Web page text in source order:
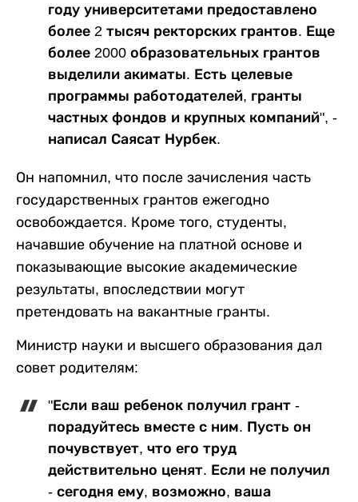
году университетами предоставлено
более 2 тысяч ректорских грантов. Еще
более 2000 образовательных грантов
выделили акиматы. Есть целевые
программы работодателей, гранты
частных фондов и крупных компаний", -
написал Саясат Нурбек.
Он напомнил, что после зачисления часть
государственных грантов ежегодно
освобождается. Кроме того, студенты,
начавшие обучение на платной основе и
показывающие высокие академические
результаты, впоследствии могут
претендовать на вакантные гранты.
Министр науки и высшего образования дал
совет родителям:
"Если ваш ребенок получил грант -
порадуйтесь вместе с ним. Пусть он
почувствует, что его труд
действительно ценят. Если не получил
- сегодня ему, возможно, ваша